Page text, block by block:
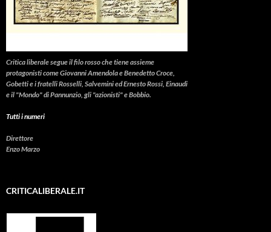
Critica liberalesegue il filo rosso che tiene assieme
protagonisti come Giovanni Amendola e Benedetto Croce,
Gobetti e i fratelli Rosselli, Salvemini ed Ernesto Rossi, Einaudi
e il "Mondo" di Pannunzio, gli "azionisti" e Bobbio.
Tutti i numeri
Direttore
Enzo Marzo
CRITICALIBERALE.IT